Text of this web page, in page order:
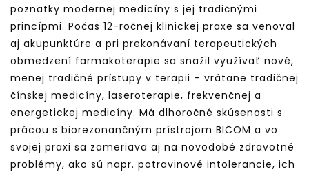
poznatky modernej medicíny s jej tradičnými
princípmi. Počas 12-ročnej klinickej praxe sa venoval
aj akupunktúre a pri prekonávaní terapeutických
obmedzení farmakoterapie sa snažil využívať nové,
menej tradičné prístupy v terapii – vrátane tradičnej
čínskej medicíny, laseroterapie, frekvenčnej a
energetickej medicíny. Má dlhoročné skúsenosti s
prácou s biorezonančným prístrojom BICOM a vo
svojej praxi sa zameriava aj na novodobé zdravotné
problémy, ako sú napr. potravinové intolerancie, ich